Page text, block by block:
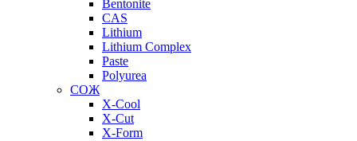
Bentonite
CAS
Lithium
Lithium Complex
Paste
Polyurea
СОЖ
X-Cool
X-Cut
X-Form